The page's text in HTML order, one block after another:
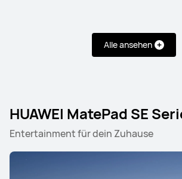
Alle ansehen
HUAWEI MatePad SE
Entertainment für dein Zuhause